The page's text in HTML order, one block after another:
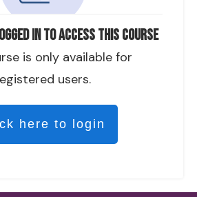
in to access this course
is only available for
users.
here to login